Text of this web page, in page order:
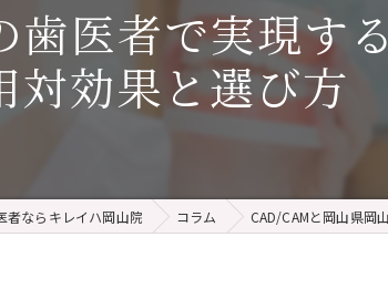
医者で実現す
対効果と選び方
者ならキレイハ岡山院 コラム CAD/CAMと岡山県岡